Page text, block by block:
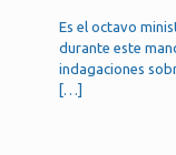
Es el octavo
durante este
indagaciones
[…]